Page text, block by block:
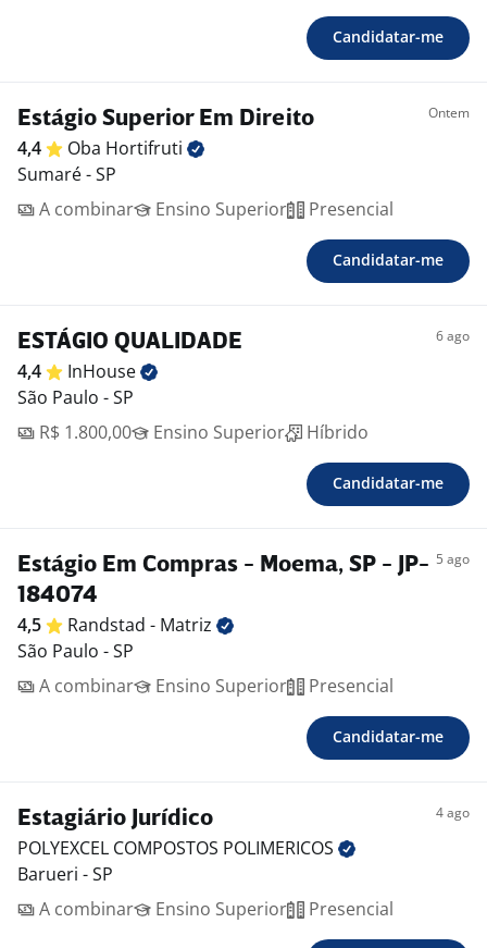
Candidatar-me
Estágio Superior Em Direito Ontem
4,4 Oba Hortifruti
Sumaré - SP
A combinar
Ensino Superior Presencial
Candidatar-me
ESTÁGIO QUALIDADE 6 ago
4,4
InHouse
São Paulo - SP
R$ 1.800,00
Ensino Superior Híbrido
Candidatar-me
Estágio Em Compras - Moema, SP - JP-
184074
5 ago
4,5 Randstad - Matriz
São Paulo - SP
A combinar
Ensino Superior Presencial
Candidatar-me
Estagiário Jurídico 4 ago
POLYEXCEL COMPOSTOS POLIMERICOS
Barueri - SP
A combinar
Ensino Superior Presencial